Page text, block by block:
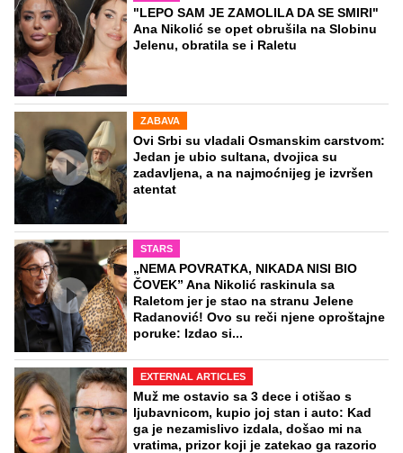
"LEPO SAM JE ZAMOLILA DA SE SMIRI"
Ana Nikolić se opet obrušila na Slobinu
Jelenu, obratila se i Raletu
ZABAVA
Ovi Srbi su vladali Osmanskim carstvom:
Jedan je ubio sultana, dvojica su
zadavljena, a na najmoćnijeg je izvršen
atentat
STARS
„NEMA POVRATKA, NIKADA NISI BIO
ČOVEK” Ana Nikolić raskinula sa
Raletom jer je stao na stranu Jelene
Radanović! Ovo su reči njene oproštajne
poruke: Izdao si...
EXTERNAL ARTICLES
Muž me ostavio sa 3 dece i otišao s
ljubavnicom, kupio joj stan i auto: Kad
ga je nezamislivo izdala, došao mi na
vratima, prizor koji je zatekao ga razorio